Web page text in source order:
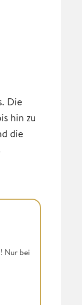
Die
hin zu
die
Nur bei